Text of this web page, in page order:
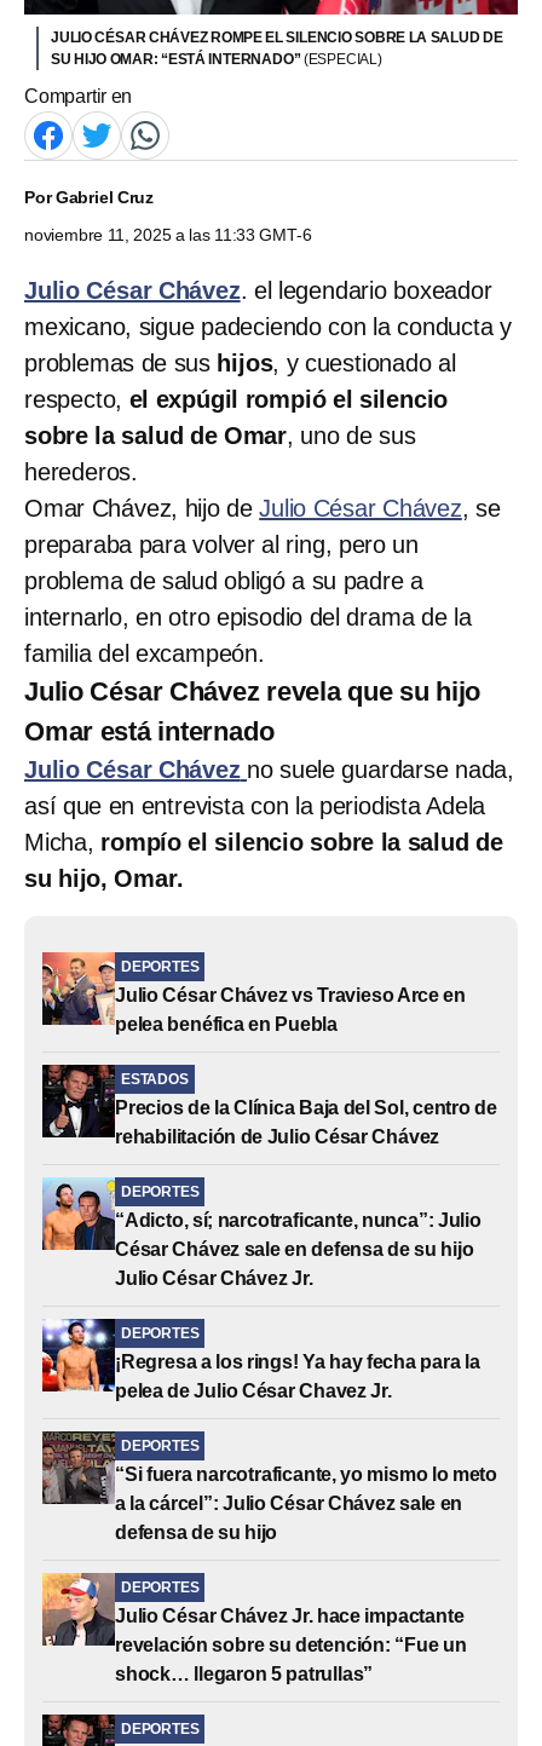
JULIO CÉSAR CHÁVEZ ROMPE EL SILENCIO SOBRE LA SALUD DE
SU HIJO OMAR: “ESTÁ INTERNADO”(ESPECIAL)
Compartir en
PorGabriel Cruz
noviembre 11, 2025 a las 11:33 GMT-6
Julio César Chávez. el legendario boxeador
mexicano, sigue padeciendo con la conducta y
problemas de sus hijos, y cuestionado al
respecto, el expúgil rompió el silencio
sobre la salud de Omar, uno de sus
herederos.
Omar Chávez, hijo deJulio César Chávez, se
preparaba para volver al ring, pero un
problema de salud obligó a su padre a
internarlo, en otro episodio del drama de la
familia del excampeón.
Julio César Chávez revela que su hijo
Omar está internado
Julio César Chávez no suele guardarse nada,
así que en entrevista con la periodista Adela
Micha, rompío el silencio sobre la salud de
su hijo, Omar.
DEPORTES
Julio César Chávez vs Travieso Arce en
pelea benéfica en Puebla
ESTADOS
Precios de la Clínica Baja del Sol, centro de
rehabilitación de Julio César Chávez
DEPORTES
“Adicto, sí; narcotraficante, nunca”: Julio
César Chávez sale en defensa de su hijo
Julio César Chávez Jr.
DEPORTES
¡Regresa a los rings! Ya hay fecha para la
pelea de Julio César Chavez Jr.
DEPORTES
“Si fuera narcotraficante, yo mismo lo meto
a la cárcel”: Julio César Chávez sale en
defensa de su hijo
DEPORTES
Julio César Chávez Jr. hace impactante
revelación sobre su detención: “Fue un
shock… llegaron 5 patrullas”
DEPORTES